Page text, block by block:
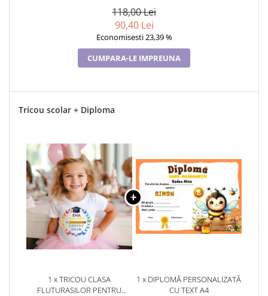
118,00 Lei
90,40 Lei
Economisesti 23,39 %
CUMPARA-LE IMPREUNA
Tricou scolar + Diploma
1 x TRICOU CLASA
FLUTURASILOR PENTRU
1 x DIPLOMĂ PERSONALIZATĂ
CU TEXT A4